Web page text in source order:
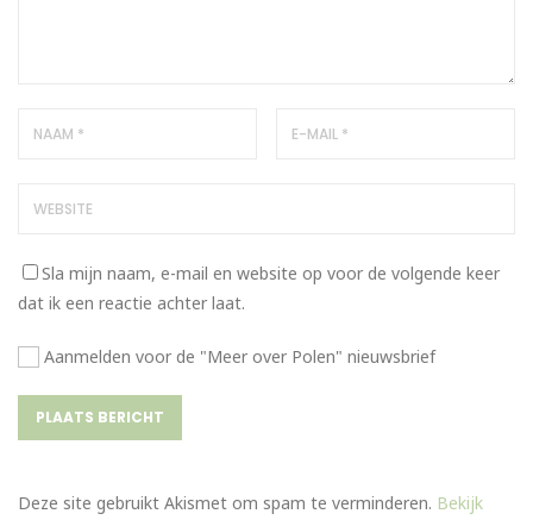
Sla mijn naam, e-mail en website op voor de volgende keer
dat ik een reactie achter laat.
Aanmelden voor de "Meer over Polen" nieuwsbrief
Deze site gebruikt Akismet om spam te verminderen. Bekijk